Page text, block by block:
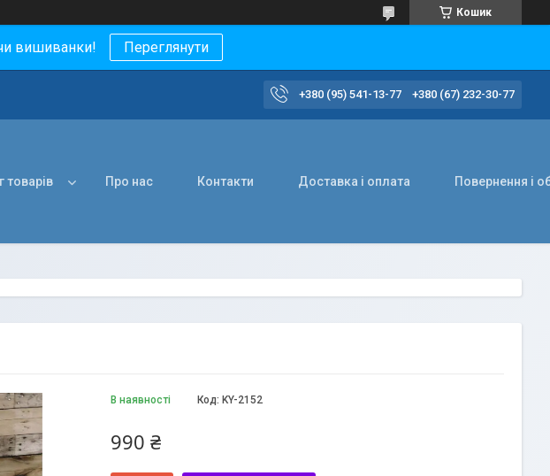
Кошик
вишиванки! Переглянути
+380 (95) 541-13-77 +380 (67) 232-30-77
товарів Про нас Контакти Доставка і оплата Повернення і
В наявності Код: KY-2152
990 ₴